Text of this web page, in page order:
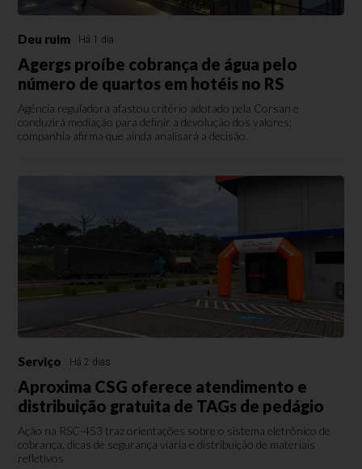
Deu ruim Há 1 dia
Agergs proíbe cobrança de água pelo
número de quartos em hotéis no RS
Agência reguladora afastou critério adotado pela Corsan e
conduzirá mediação para definir a devolução dos valores;
companhia afirma que ainda analisará a decisão.
Serviço Há 2 dias
Aproxima CSG oferece atendimento e
distribuição gratuita de TAGs de pedágio
Ação na RSC-453 traz orientações sobre o sistema eletrônico de
cobrança, dicas de segurança viária e distribuição de materiais
refletivos